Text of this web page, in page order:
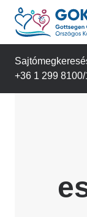
Ugrás
tartalomra
+36 1 299